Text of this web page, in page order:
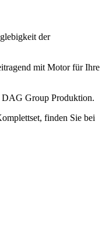
der
mit Motor für Ihre
DAG Group Produktion.
finden Sie bei